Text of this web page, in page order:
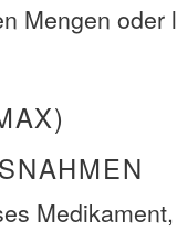
Mengen